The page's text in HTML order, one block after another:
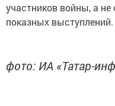
участников войны, а не
показных выступлений.
фото: ИА «Татар-